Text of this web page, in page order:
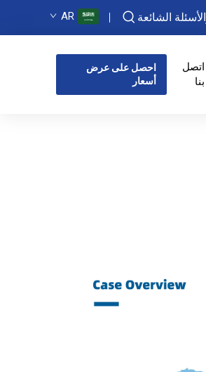
الأسئلة الشائعة AR
اتصل
بنا
احصل على عرض
أسعار